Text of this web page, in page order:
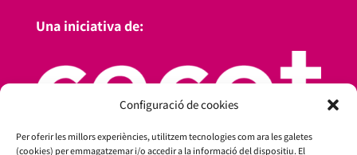
Configuració de cookies
Per oferir les millors experiències, utilitzem tecnologies com ara les galetes
(cookies) per emmagatzemar i/o accedir a la informació del dispositiu. El
Una iniciativa de: